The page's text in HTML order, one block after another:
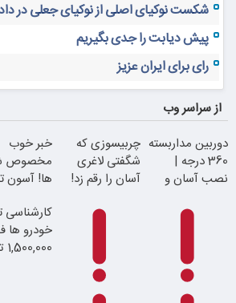
شکست نوکیای اصلی از نوکیای جعلی در
پیش دیابت را جدی بگیریم
رای برای ایران عزیز
از سراسر وب
دوربین مداربسته
360 درجه |
نصب آسان و
چربیسوزی که
شگفتی لاغری
آسان را رقم زد!
خبر خوب
مخصوص
ها! آسون
معرفی شد
کارشناسی
خودرو ها
1,500,000 تومان